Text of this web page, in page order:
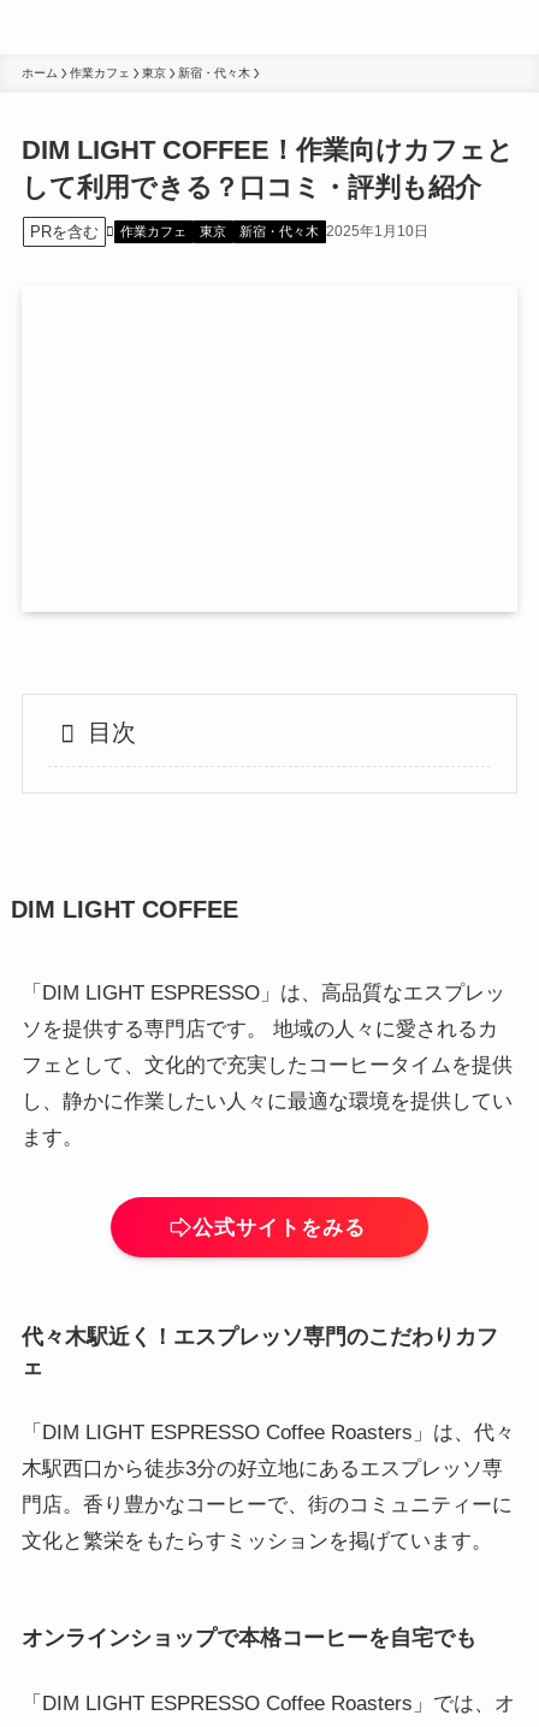
ホーム 作業カフェ 東京 新宿・代々木
DIM LIGHT COFFEE！作業向けカフェと
して利用できる？口コミ・評判も紹介
PRを含む 作業カフェ 東京 新宿・代々木 2025年1月10日
目次
DIM LIGHT COFFEE
「DIM LIGHT ESPRESSO」は、高品質なエスプレッ
ソを提供する専門店です。 地域の人々に愛されるカ
フェとして、文化的で充実したコーヒータイムを提供
し、静かに作業したい人々に最適な環境を提供してい
ます。
公式サイトをみる
代々木駅近く！エスプレッソ専門のこだわりカフ
ェ
「DIM LIGHT ESPRESSO Coffee Roasters」は、代々
木駅西口から徒歩3分の好立地にあるエスプレッソ専
門店。香り豊かなコーヒーで、街のコミュニティーに
文化と繁栄をもたらすミッションを掲げています。
オンラインショップで本格コーヒーを自宅でも
「DIM LIGHT ESPRESSO Coffee Roasters」では、オ